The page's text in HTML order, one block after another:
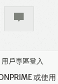
戶專區登入
或使